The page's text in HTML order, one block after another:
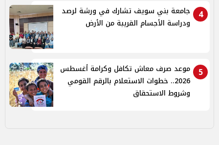
4
جامعة بني سويف تشارك في ورشة لرصد
ودراسة الأجسام القريبة من الأرض
5
موعد صرف معاش تكافل وكرامة أغسطس
2026.. خطوات الاستعلام بالرقم القومي
وشروط الاستحقاق